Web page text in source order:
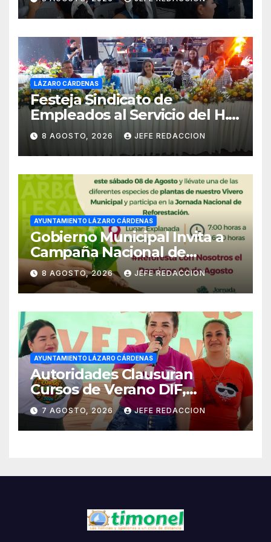
el domingo
LÁZARO CÁRDENAS
Festeja Sindicato de
Empleados al Servicio del H.
Ayuntamiento de LZC Día del
Empleado Municipal
8 AGOSTO, 2026 JEFE REDACCION
AYUNTAMIENTO LÁZARO CÁRDENAS
Gobierno Municipal Invita a
Campaña Nacional de
Reforestación
8 AGOSTO, 2026 JEFE REDACCION
AYUNTAMIENTO LÁZARO CÁRDENAS
Autoridades Clausuran
Cursos de Verano DIF,
Seguridad Pública y Casa de
Cultura 2026
7 AGOSTO, 2026 JEFE REDACCION